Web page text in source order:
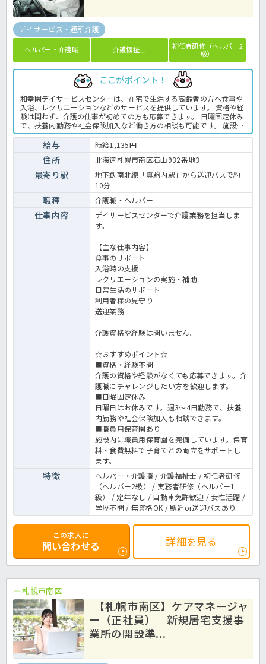
デイサービス・通所介護
ヘルパー・介護職 介護福祉士
初任者研修（ヘルパー2
級）
ここがポイント！
和幸園デイサービスセンターは、在宅で生活する高齢者の方へ食事や
入浴、レクリエーションなどのサービスを提供しています。 資格や経
験は問わず、介護の仕事が初めての方も応募できます。 日曜固定休み
で、扶養内勤務や社会保険加入など働き方の相談も可能です。 施設内
には職員用保育園があり、子育てと仕事を両立したい方にもおすすめ
です。 また、地下鉄真駒内駅から無料送迎バスを利用でき、マイカー
通勤にも対応しています。 ☆ご興味がありましたらほっ介護までお問
合せ下さいね！デイサービスでの介護業務全般です。 ＜介護職 パー
ト デイサービスの求人＞
給与 時給1,135円
住所 北海道札幌市南区石山932番地3
最寄り駅
地下鉄南北線「真駒内駅」から送迎バスで約
10分
職種 介護職・ヘルパー
仕事内容
デイサービスセンターで介護業務を担当しま
す。
【主な仕事内容】
食事のサポート
入浴時の支援
レクリエーションの実施・補助
日常生活のサポート
利用者様の見守り
送迎業務
介護資格や経験は問いません。
☆おすすめポイント☆
■資格・経験不問
介護の資格や経験がなくても応募できます。介
護職にチャレンジしたい方を歓迎します。
■日曜固定休み
日曜日はお休みです。週3～4日勤務で、扶養
内勤務や社会保険加入も相談できます。
■職員用保育園あり
施設内に職員用保育園を完備しています。保育
料・食費無料で子育てとの両立をサポートし
ます。
特徴
ヘルパー・介護職 / 介護福祉士 / 初任者研修
（ヘルパー2級） / 実務者研修（ヘルパー1
級） / 定年なし / 自動車免許歓迎 / 女性活躍 /
学歴不問 / 無資格OK / 駅近or送迎バスあり
この求人に
問い合わせる 詳細を見る
札幌市南区
【札幌市南区】ケアマネージャ
ー（正社員）｜新規居宅支援事
業所の開設準...